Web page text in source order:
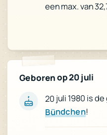
een max. van
Geboren op 20 juli
20 juli 1980 is
Bündchen!